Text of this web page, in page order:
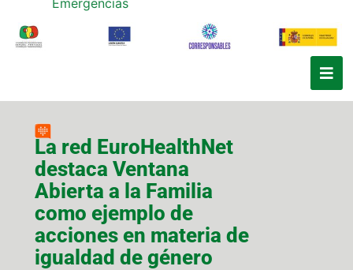
La red EuroHealthNet
destaca Ventana
Abierta a la Familia
como ejemplo de
acciones en materia de
igualdad de género